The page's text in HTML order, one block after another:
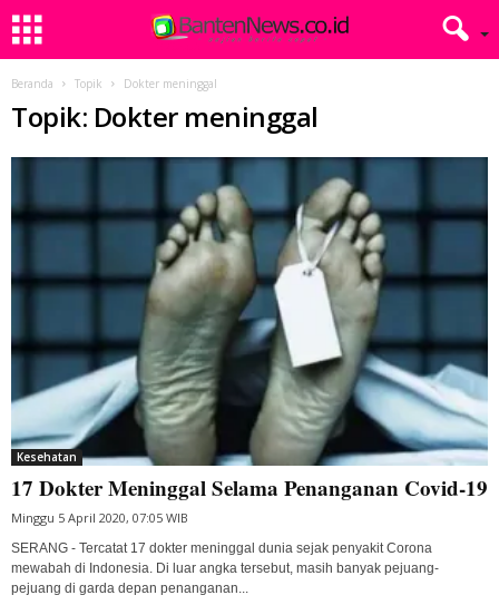
Beranda Topik Dokter meninggal
Topik: Dokter meninggal
Kesehatan
17 Dokter Meninggal Selama Penanganan Covid-19
Minggu 5 April 2020, 07:05 WIB
SERANG - Tercatat 17 dokter meninggal dunia sejak penyakit Corona
mewabah di Indonesia. Di luar angka tersebut, masih banyak pejuang-
pejuang di garda depan penanganan...